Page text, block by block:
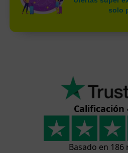
solo
Calificación
Basado en 186